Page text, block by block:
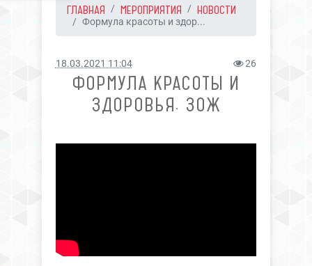
ГЛАВНАЯ МЕРОПРИЯТИЯ НОВОСТИ
Формула красоты и здор...
18.03.2021 11:04 26
ФОРМУЛА КРАСОТЫ И
ЗДОРОВЬЯ. ЗОЖ